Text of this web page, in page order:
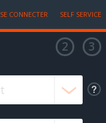
SE CONNECTER SELF SERVICE